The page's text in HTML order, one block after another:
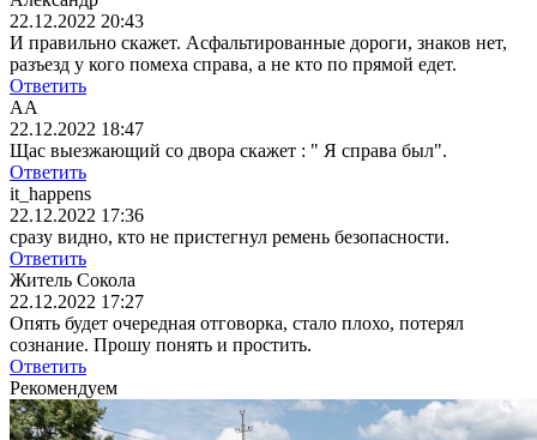
22.12.2022 20:43
И правильно скажет. Асфальтированные дороги, знаков нет,
разъезд у кого помеха справа, а не кто по прямой едет.
Ответить
АА
22.12.2022 18:47
Щас выезжающий со двора скажет : " Я справа был".
Ответить
it_happens
22.12.2022 17:36
сразу видно, кто не пристегнул ремень безопасности.
Ответить
Житель Сокола
22.12.2022 17:27
Опять будет очередная отговорка, стало плохо, потерял
сознание. Прошу понять и простить.
Ответить
Рекомендуем